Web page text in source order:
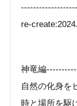
re-
神竜編
自然の化身を
時と場所を駆